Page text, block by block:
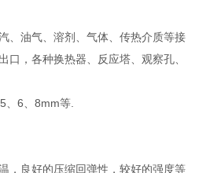
、油气、溶剂、气体、传热介质等接
口，各种换热器、反应塔、观察孔、
、6、8mm等.
，良好的压缩回弹性，较好的强度等